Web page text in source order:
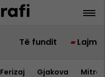
Të fundit Lajme
Ferizaj Gjakova